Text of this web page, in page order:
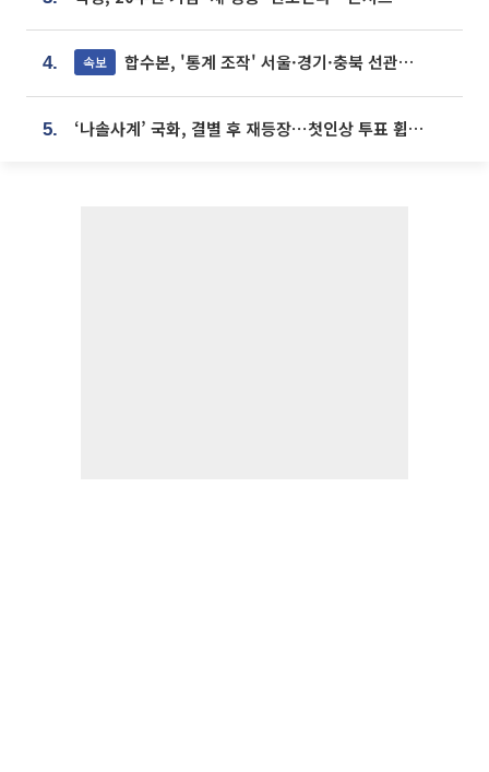
4. 속보 합수본, '통계 조작' 서울·경기·충북 선관위 등 추가 압수수색
5. ‘나솔사계’ 국화, 결별 후 재등장⋯첫인상 투표 휩쓸고 ‘인기녀’ 등극